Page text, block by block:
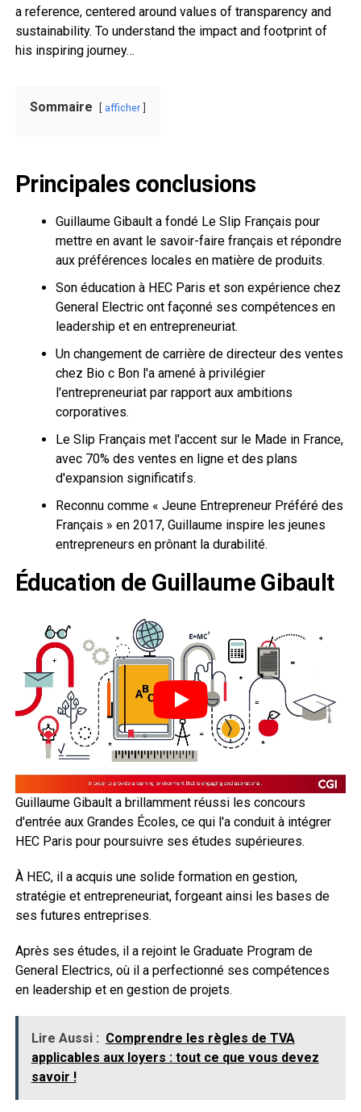
a reference, centered around values of transparency and
sustainability. To understand the impact and footprint of
his inspiring journey…
Sommaire afficher
Principales conclusions
Guillaume Gibault a fondé Le Slip Français pour
mettre en avant le savoir-faire français et répondre
aux préférences locales en matière de produits.
Son éducation à HEC Paris et son expérience chez
General Electric ont façonné ses compétences en
leadership et en entrepreneuriat.
Un changement de carrière de directeur des ventes
chez Bio c Bon l'a amené à privilégier
l'entrepreneuriat par rapport aux ambitions
corporatives.
Le Slip Français met l'accent sur le Made in France,
avec 70% des ventes en ligne et des plans
d'expansion significatifs.
Reconnu comme « Jeune Entrepreneur Préféré des
Français » en 2017, Guillaume inspire les jeunes
entrepreneurs en prônant la durabilité.
Éducation de Guillaume Gibault
Guillaume Gibault a brillamment réussi les concours
d'entrée aux Grandes Écoles, ce qui l'a conduit à intégrer
HEC Paris pour poursuivre ses études supérieures.
À HEC, il a acquis une solide formation en gestion,
stratégie et entrepreneuriat, forgeant ainsi les bases de
ses futures entreprises.
Après ses études, il a rejoint le Graduate Program de
General Electrics, où il a perfectionné ses compétences
en leadership et en gestion de projets.
Lire Aussi : Comprendre les règles de TVA
applicables aux loyers : tout ce que vous devez
savoir !